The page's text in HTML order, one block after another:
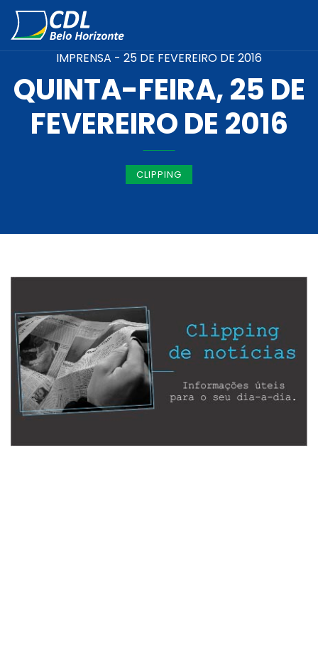
IMPRENSA - 25 DE FEVEREIRO DE 2016
QUINTA-FEIRA, 25 DE
FEVEREIRO DE 2016
CLIPPING